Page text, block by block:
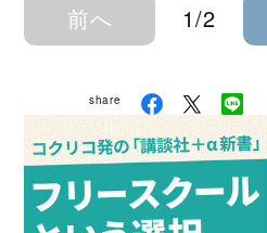
前へ 1/2
share